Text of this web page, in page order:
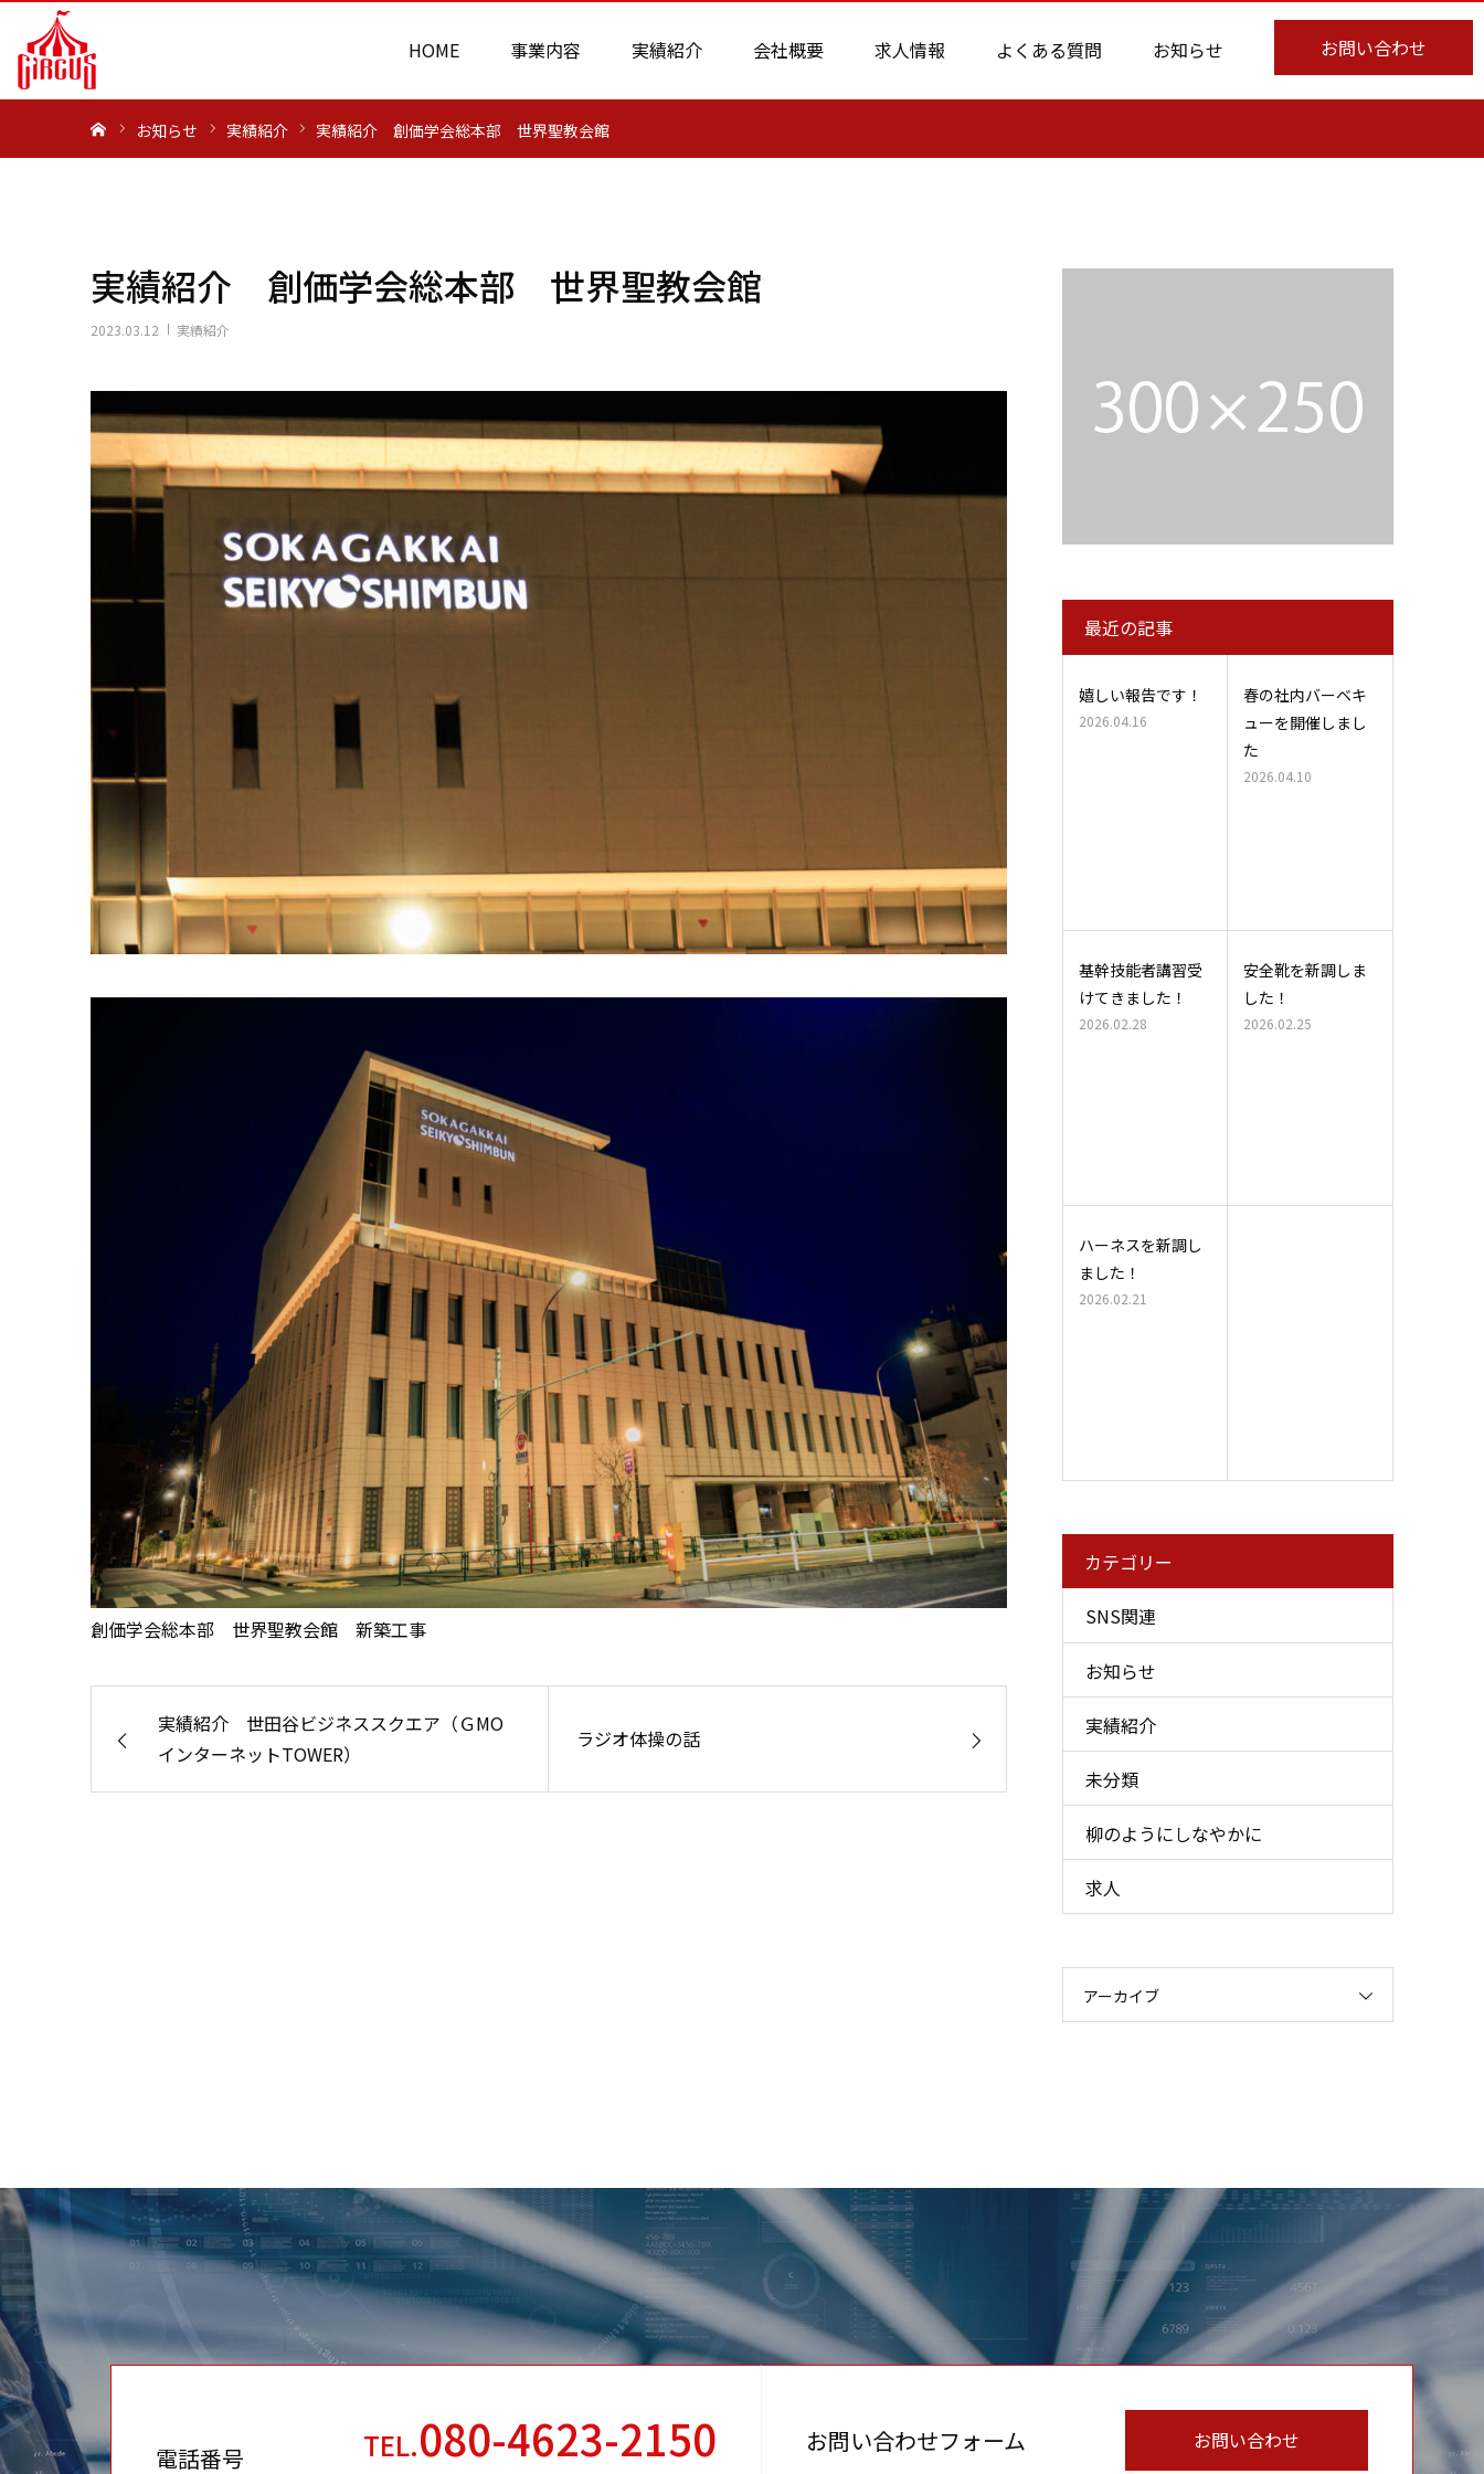
お問い合わせ
HOME 事業内容 実績紹介 会社概要 求人情報 よくある質問 お知らせ
お知らせ 実績紹介 実績紹介 創価学会総本部 世界聖教会館
実績紹介 創価学会総本部 世界聖教会館
2023.03.12 実績紹介
創価学会総本部 世界聖教会館 新築工事
実績紹介 世田谷ビジネススクエア（ＧMO
インターネットTOWER）
ラジオ体操の話
最近の記事
嬉しい報告です！
2026.04.16
春の社内バーベキ
ューを開催しまし
た
2026.04.10
基幹技能者講習受
けてきました！
2026.02.28
安全靴を新調しま
した！
2026.02.25
ハーネスを新調し
ました！
2026.02.21
カテゴリー
SNS関連
お知らせ
実績紹介
未分類
柳のようにしなやかに
求人
アーカイブ
電話番号 TEL.080-4623-2150 お問い合わせフォーム お問い合わせ